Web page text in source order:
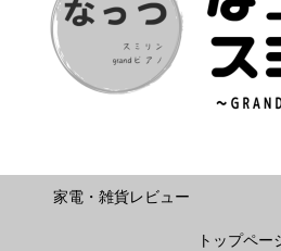
家電・雑貨レビュー
トップペー